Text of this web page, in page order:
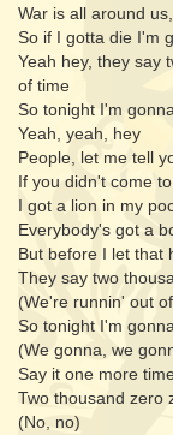
War is all around
So if I gotta die I'm
Yeah hey, they say
of time
So tonight I'm
Yeah, yeah, hey
People, let me tell
If you didn't come
I got a lion in my
Everybody's got a
But before I let that
They say two
(We're runnin' out
So tonight I'm
(We gonna, we
Say it one more
Two thousand zero
(No, no)